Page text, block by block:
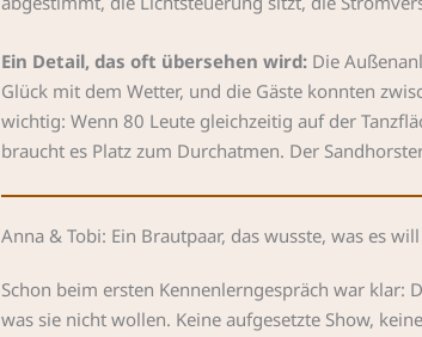
Ein Detail, das oft übersehen wird: Die
Glück mit dem Wetter, und die Gäste konnten
wichtig: Wenn 80 Leute gleichzeitig auf der
braucht es Platz zum Durchatmen. Der
Anna & Tobi: Ein Brautpaar, das wusste, was es will
Schon beim ersten Kennenlerngespräch war klar:
was sie nicht wollen. Keine aufgesetzte Show,